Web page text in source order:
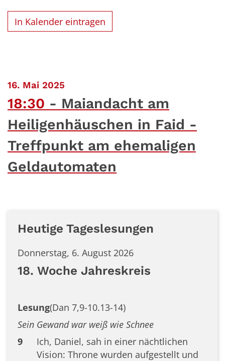
In Kalender eintragen
16. Mai 2025
18:30
Maiandacht am
Heiligenhäuschen in Faid -
Treffpunkt am ehemaligen
Geldautomaten
Heutige Tageslesungen
Donnerstag, 6. August 2026
18. Woche Jahreskreis
Lesung(Dan 7,9-10.13-14)
Sein Gewand war weiß wie Schnee
9
Ich, Daniel, sah in einer nächtlichen
Vision: Throne wurden aufgestellt und